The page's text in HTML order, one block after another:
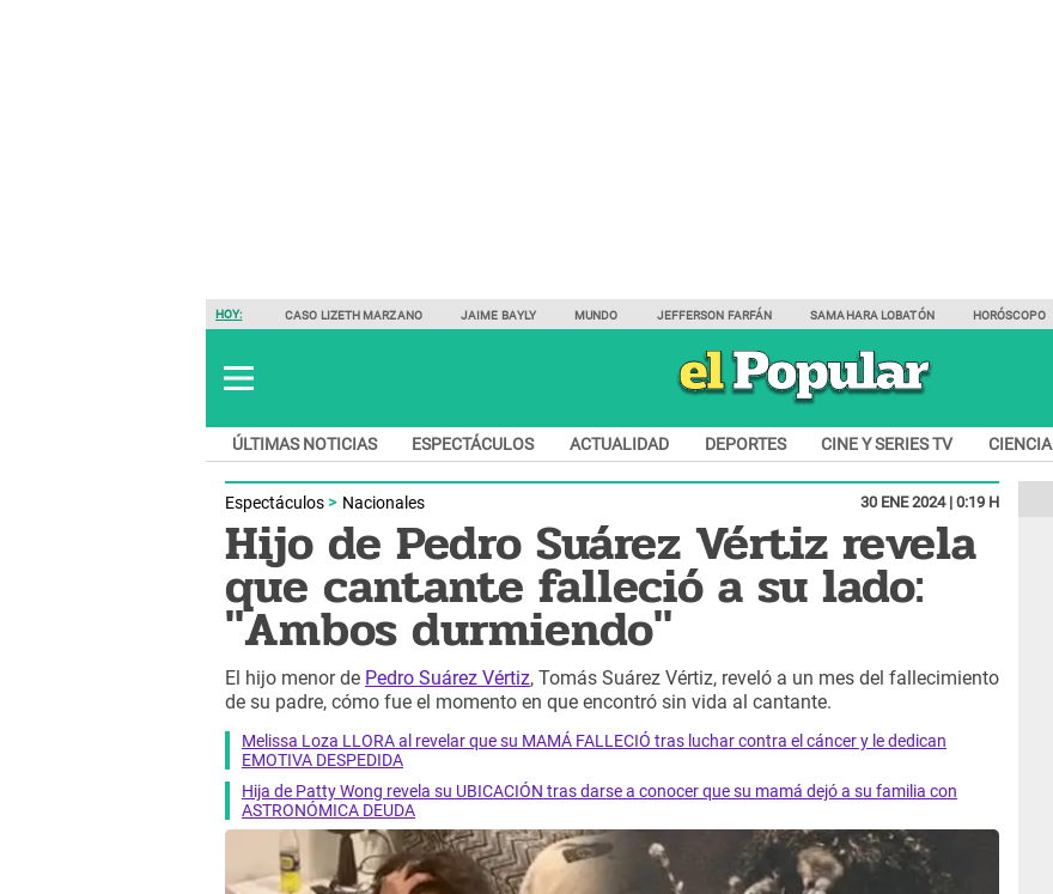
HOY: CASO LIZETH MARZANO JAIME BAYLY MUNDO JEFFERSON FARFÁN SAMAHARA LOBATÓN HORÓSCOPO
ÚLTIMAS NOTICIAS ESPECTÁCULOS ACTUALIDAD DEPORTES CINE Y SERIES TV CIENCIA
Espectáculos Nacionales 30 ENE 2024 | 0:19 H
Hijo de Pedro Suárez Vértiz revela
que cantante falleció a su lado:
"Ambos durmiendo"
El hijo menor de Pedro Suárez Vértiz, Tomás Suárez Vértiz, reveló a un mes del fallecimiento
de su padre, cómo fue el momento en que encontró sin vida al cantante.
Melissa Loza LLORA al revelar que su MAMÁ FALLECIÓ tras luchar contra el cáncer y le dedican
EMOTIVA DESPEDIDA
Hija de Patty Wong revela su UBICACIÓN tras darse a conocer que su mamá dejó a su familia con
ASTRONÓMICA DEUDA